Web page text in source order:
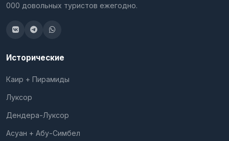
000 довольных туристов ежегодно.
Исторические
Каир + Пирамиды
Луксор
Дендера-Луксор
Асуан + Абу-Симбел